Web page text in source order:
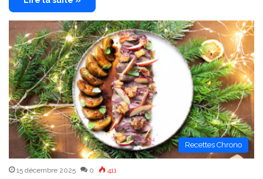
Recettes Chrono
15 décembre 2025 0 411